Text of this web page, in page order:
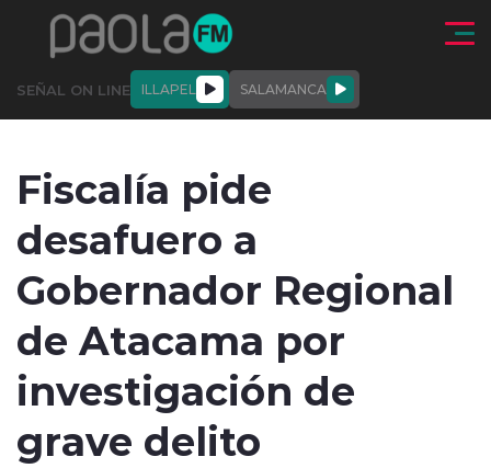
Click acá para ir directamente al contenido
SEÑAL ON LINE ILLAPEL SALAMANCA
DEPORTES
modo claro
Fiscalía pide
desafuero a
Gobernador Regional
de Atacama por
investigación de
grave delito